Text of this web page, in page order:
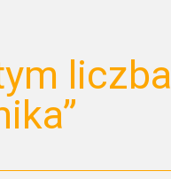
liczba